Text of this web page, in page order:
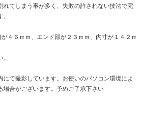
れてしまう事が多く、失敗の許されない技法で完
４６ｍｍ、エンド部が２３ｍｍ、内寸が１４２ｍ
て撮影しています。お使いのパソコン環境によ
場合がございます。予めご了承下さい